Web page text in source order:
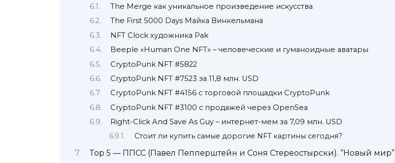
The Merge как уникальное произведение искусства
The First 5000 Days Майка Винкельмана
NFT Clock художника Pak
Beeple «Human One NFT» – человеческие и гуманоидные аватары
CryptoPunk NFT #5822
CryptoPunk NFT #7523 за 11,8 млн. USD
CryptoPunk NFT #4156 с торговой площадки CryptoPunk
CryptoPunk NFT #3100 с продажей через OpenSea
Right-Click And Save As Guy – интернет-мем за 7,09 млн. USD
Стоит ли купить самые дорогие NFT картины сегодня?
Top 5 — ППСС (Павел Пепперштейн и Соня Стереостырски). “Новый мир”